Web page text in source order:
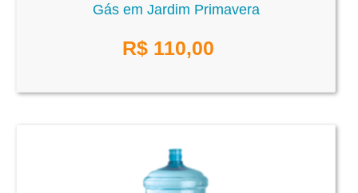
Gás em Jardim Primavera
R$ 110,00